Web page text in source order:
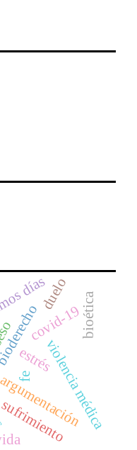
violencia médica
días
covid-19
fe
sufrimiento
bioética
estrés
duelo